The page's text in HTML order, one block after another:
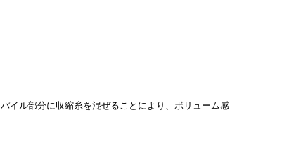
パイル部分に収縮糸を混ぜることにより、ボリューム感